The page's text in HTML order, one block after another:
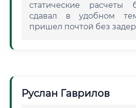
статические расчеты
сдавал в удобном
пришел почтой без
Руслан Гаврилов